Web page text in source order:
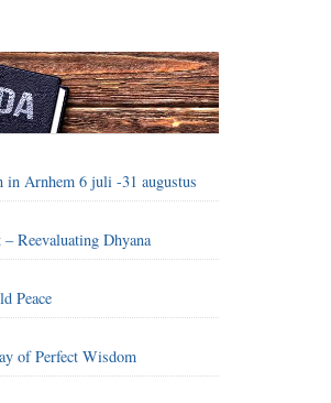
in Arnhem 6 juli -31 augustus
Reevaluating Dhyana
Peace
of Perfect Wisdom